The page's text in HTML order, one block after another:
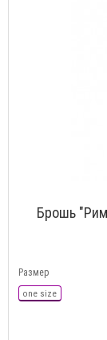
Брошь
Размер
one size